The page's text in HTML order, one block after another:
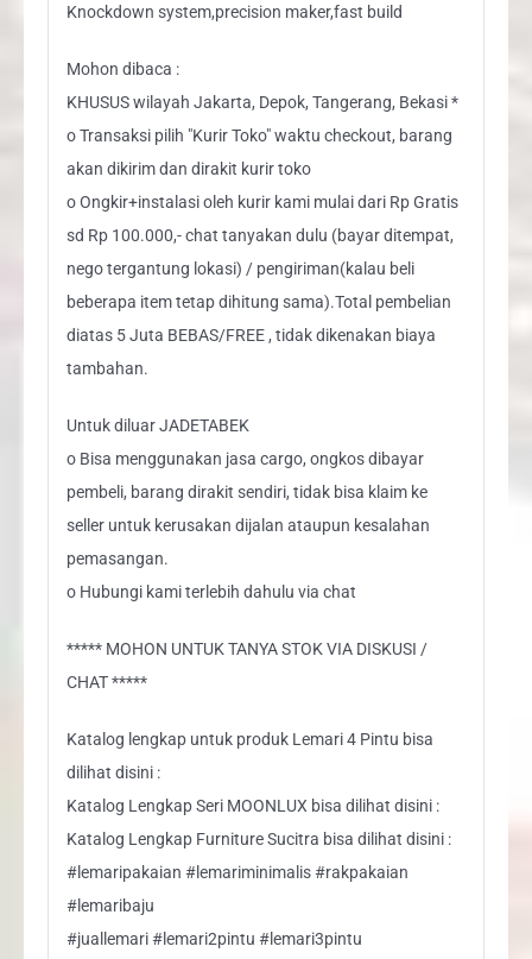
Knockdown system,precision maker,fast build
Mohon dibaca :
KHUSUS wilayah Jakarta, Depok, Tangerang, Bekasi *
o Transaksi pilih "Kurir Toko" waktu checkout, barang
akan dikirim dan dirakit kurir toko
o Ongkir+instalasi oleh kurir kami mulai dari Rp Gratis
sd Rp 100.000,- chat tanyakan dulu (bayar ditempat,
nego tergantung lokasi) / pengiriman(kalau beli
beberapa item tetap dihitung sama).Total pembelian
diatas 5 Juta BEBAS/FREE , tidak dikenakan biaya
tambahan.
Untuk diluar JADETABEK
o Bisa menggunakan jasa cargo, ongkos dibayar
pembeli, barang dirakit sendiri, tidak bisa klaim ke
seller untuk kerusakan dijalan ataupun kesalahan
pemasangan.
o Hubungi kami terlebih dahulu via chat
***** MOHON UNTUK TANYA STOK VIA DISKUSI /
CHAT *****
Katalog lengkap untuk produk Lemari 4 Pintu bisa
dilihat disini :
Katalog Lengkap Seri MOONLUX bisa dilihat disini :
Katalog Lengkap Furniture Sucitra bisa dilihat disini :
#lemaripakaian #lemariminimalis #rakpakaian
#lemaribaju
#juallemari #lemari2pintu #lemari3pintu